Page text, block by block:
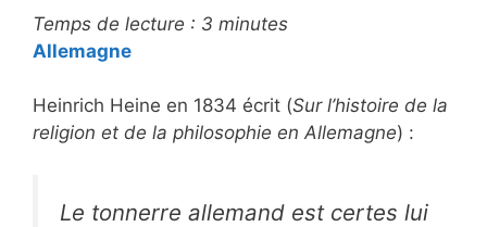
Temps de lecture : 3 minutes
Allemagne
Heinrich Heine en 1834 écrit (Sur l’histoire de la
religion et de la philosophie en Allemagne) :
Le tonnerre allemand est certes lui